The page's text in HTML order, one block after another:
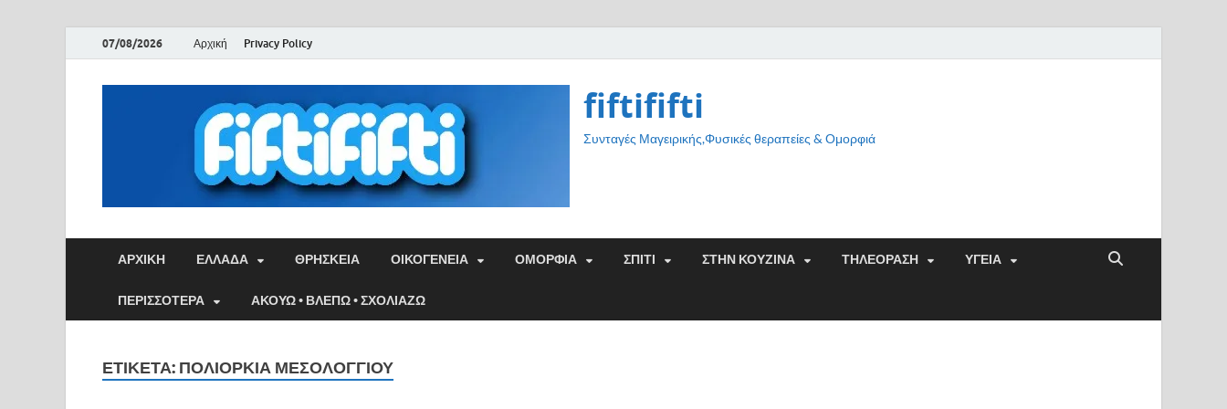
07/08/2026 Αρχική Privacy Policy
fiftififti
Συνταγές Μαγειρικής,Φυσικές θεραπείες & Ομορφιά
ΑΡΧΙΚΉ ΕΛΛΑΔΑ ΘΡΗΣΚΕΙΑ ΟΙΚΟΓΕΝΕΙΑ ΟΜΟΡΦΙΑ ΣΠΙΤΙ ΣΤΗΝ ΚΟΥΖΙΝΑ ΤΗΛΕΟΡΑΣΗ ΥΓΕΙΑ
ΠΕΡΙΣΣΟΤΕΡΑ ΑΚΟΥΩ • ΒΛΕΠΩ • ΣΧΟΛΙΑΖΩ
ΕΤΙΚΈΤΑ: ΠΟΛΙΟΡΚΙΑ ΜΕΣΟΛΟΓΓΙΟΥ